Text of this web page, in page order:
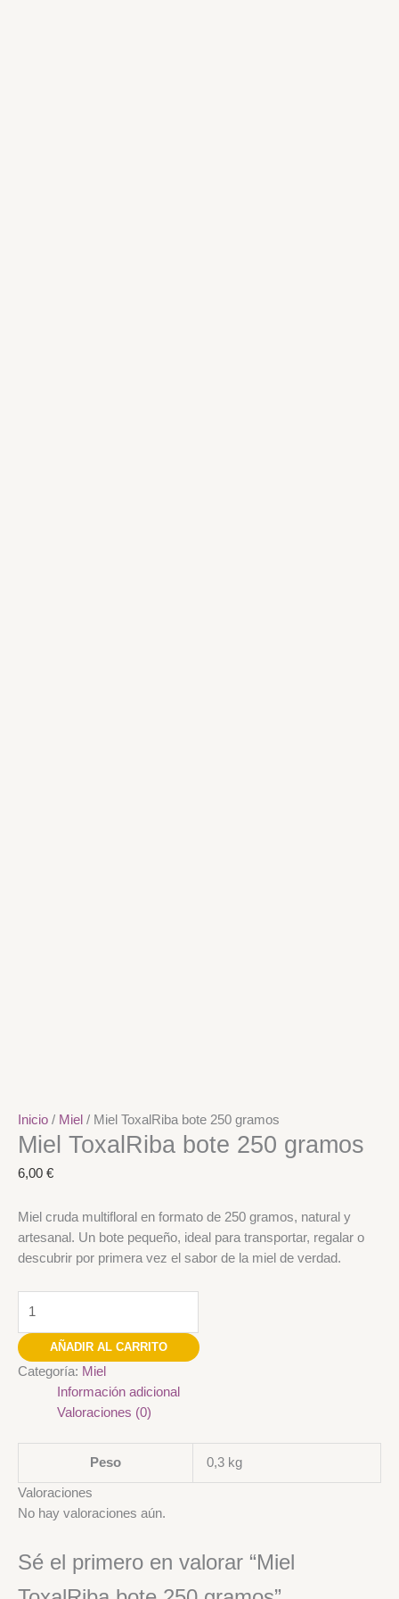
Inicio / Miel / Miel ToxalRiba bote 250 gramos
Miel ToxalRiba bote 250 gramos
6,00 €
Miel cruda multifloral en formato de 250 gramos, natural y
artesanal. Un bote pequeño, ideal para transportar, regalar o
descubrir por primera vez el sabor de la miel de verdad.
AÑADIR AL CARRITO
Categoría: Miel
Información adicional
Valoraciones (0)
Peso 0,3 kg
Valoraciones
No hay valoraciones aún.
Sé el primero en valorar “Miel